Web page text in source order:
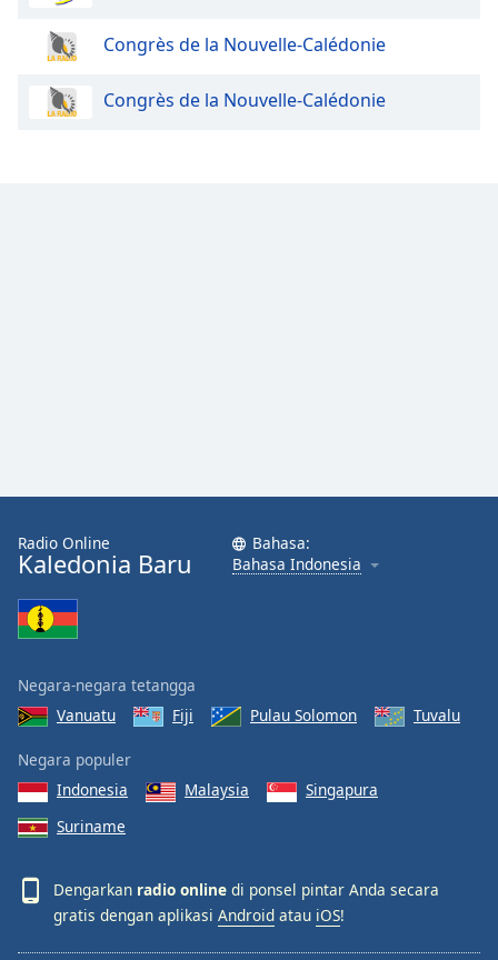
Congrès de la Nouvelle-Calédonie
Congrès de la Nouvelle-Calédonie
Radio Online
Kaledonia Baru
Bahasa:
Bahasa Indonesia
Negara-negara tetangga
Vanuatu
Fiji Pulau Solomon Tuvalu
Negara populer
Indonesia
Malaysia
Singapura
Suriname
Dengarkan radio online di ponsel pintar Anda secara
gratis dengan aplikasi Android atau iOS!